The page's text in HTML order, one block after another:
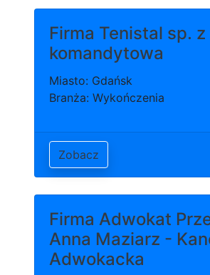
Firma Tenistal sp. z
komandytowa
Miasto: Gdańsk
Branża: Wykończenia
Zobacz
Firma Adwokat
Anna Maziarz -
Adwokacka